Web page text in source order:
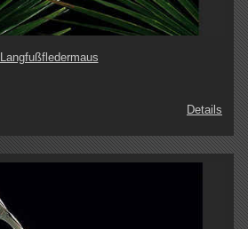
Langfußfledermaus
Details